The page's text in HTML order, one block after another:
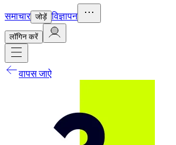
समाचार जोड़ें विज्ञापन
लाॅगिन करें
वापस जाऐ